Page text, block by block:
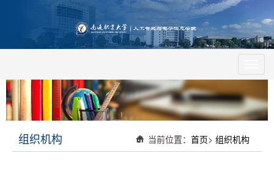
组织机构 当前位置： 首页> 组织机构